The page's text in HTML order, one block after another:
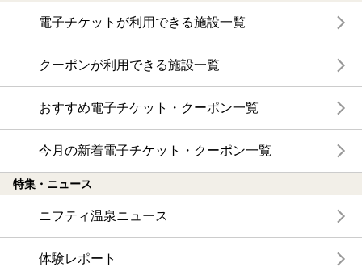
電子チケットが利用できる施設一覧
クーポンが利用できる施設一覧
おすすめ電子チケット・クーポン一覧
今月の新着電子チケット・クーポン一覧
特集・ニュース
ニフティ温泉ニュース
体験レポート